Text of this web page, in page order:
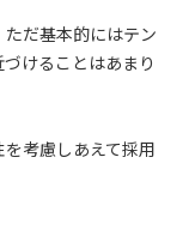
だ基本的にはテン
けることはあまり
を考慮しあえて採用